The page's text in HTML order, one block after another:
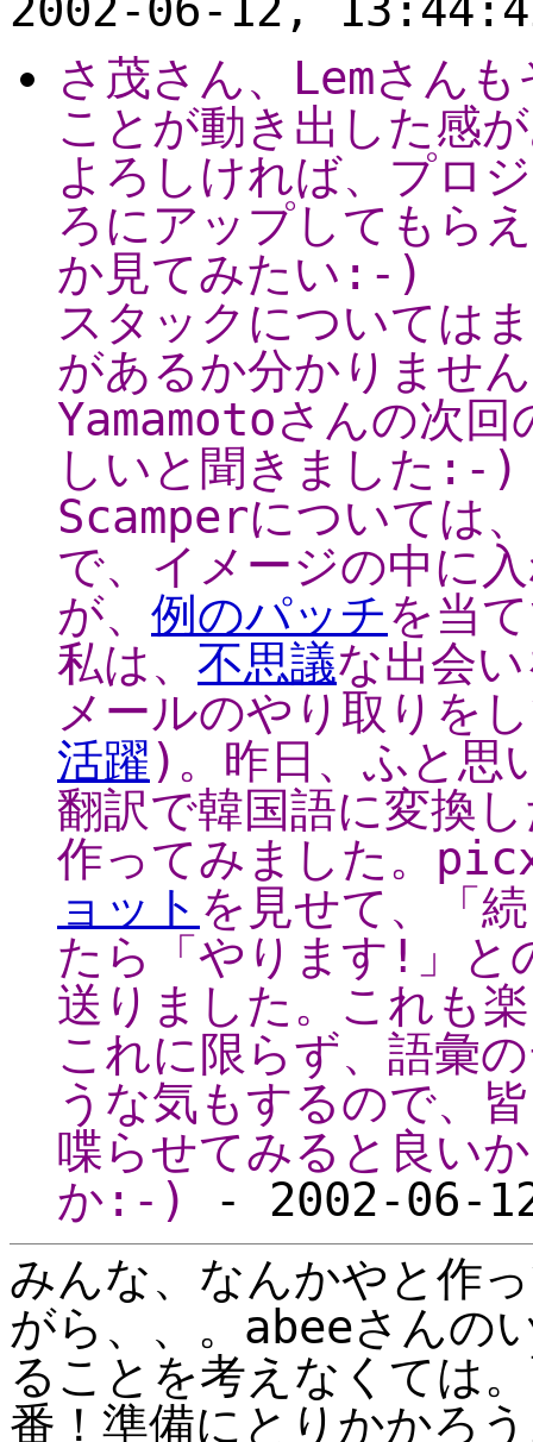
さ茂さん、Lemさん
ことが動き出した感
よろしければ、プロ
ろにアップしてもら
か見てみたい:-)
スタックについては
があるか分かりませ
Yamamotoさんの次
しいと聞きました:-)
Scamperについては
で、イメージの中に
が、 例のパッチを当
私は、 不思議な出会
メールのやり取りを
活躍)。昨日、ふと思
翻訳で韓国語に変換
作ってみました。
ョット を見せて、「
たら「やります!」と
送りました。これも
これに限らず、語彙
うな気もするので、
喋らせてみると良い
か:-)
- 2002-06-
みんな、なんかやと作
がら、、。abeeさんの
ることを考えなくては
番！準備にとりかかろ